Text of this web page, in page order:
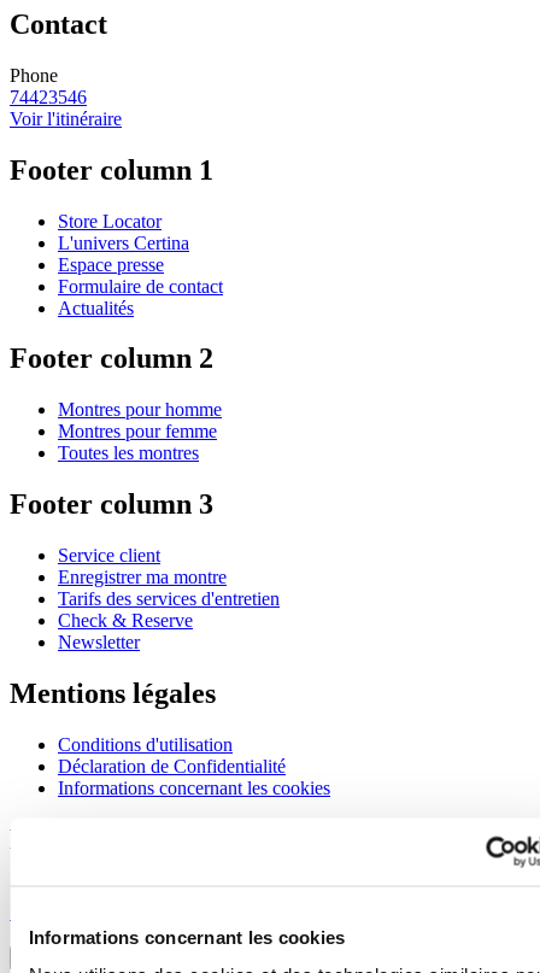
Informations concernant les cookies
Contact
Phone
74423546
Voir l'itinéraire
Footer column 1
Store Locator
L'univers Certina
Espace presse
Formulaire de contact
Actualités
Footer column 2
Montres pour homme
Montres pour femme
Toutes les montres
Footer column 3
Service client
Enregistrer ma montre
Tarifs des services d'entretien
Check & Reserve
Newsletter
Mentions légales
Conditions d'utilisation
Déclaration de Confidentialité
Informations concernant les cookies
Rejoignez le club CERTINA
Sélectionner un pays/une région